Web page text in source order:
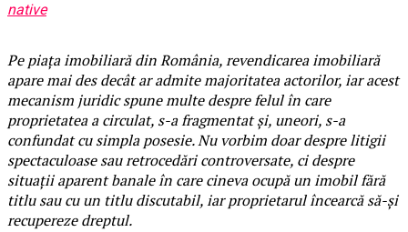
native
Pe piața imobiliară din România, revendicarea imobiliară
apare mai des decât ar admite majoritatea actorilor, iar acest
mecanism juridic spune multe despre felul în care
proprietatea a circulat, s-a fragmentat și, uneori, s-a
confundat cu simpla posesie. Nu vorbim doar despre litigii
spectaculoase sau retrocedări controversate, ci despre
situații aparent banale în care cineva ocupă un imobil fără
titlu sau cu un titlu discutabil, iar proprietarul încearcă să-și
recupereze dreptul.